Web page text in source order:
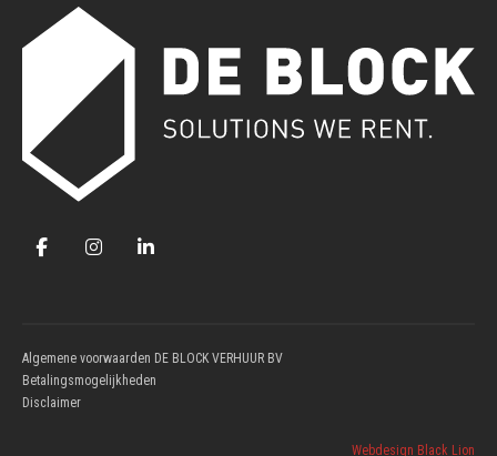
Algemene voorwaarden DE BLOCK VERHUUR BV
Betalingsmogelijkheden
Disclaimer
Webdesign Black Lion